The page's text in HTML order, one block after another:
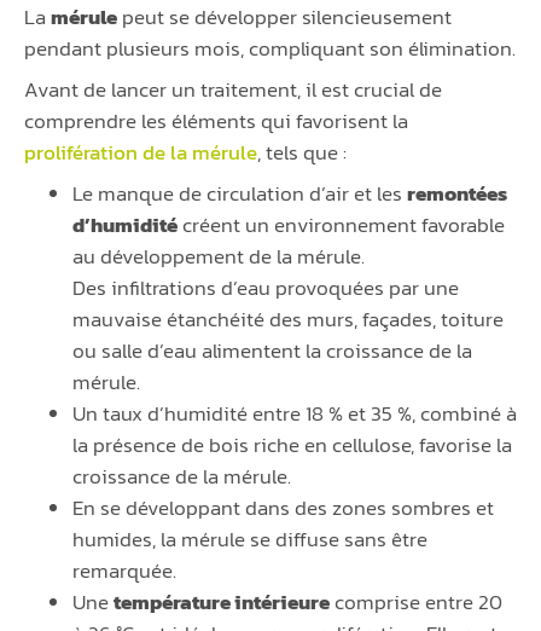
Lamérulepeut se développer silencieusement
pendant plusieurs mois, compliquant son élimination.
Avant de lancer un traitement, il est crucial de
comprendre les éléments qui favorisent la
prolifération de la mérule, tels que :
Le manque de circulation d’air et lesremontées
d’humiditécréent un environnement favorable
au développement de la mérule.
Des infiltrations d’eau provoquées par une
mauvaise étanchéité des murs, façades, toiture
ou salle d’eau alimentent la croissance de la
mérule.
Un taux d’humidité entre 18 % et 35 %, combiné à
la présence de bois riche en cellulose, favorise la
croissance de la mérule.
En se développant dans des zones sombres et
humides, la mérule se diffuse sans être
remarquée.
Unetempérature intérieurecomprise entre 20